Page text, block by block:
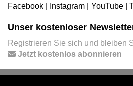
Facebook
Instagram YouTube
Unser kostenloser
Registrieren Sie sich und bleiben
Jetzt kostenlos abonnieren